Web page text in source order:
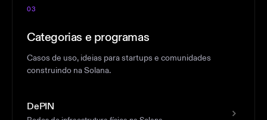
03
Categorias e programas
Casos de uso, ideias para startups e comunidades
construindo na Solana.
DePIN